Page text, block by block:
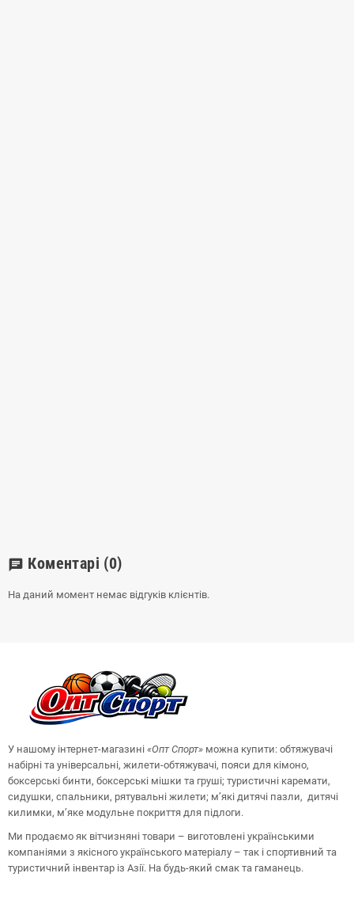
chat Коментарі (0)
На даний момент немає відгуків клієнтів.
У нашому інтернет-магазині «ОптСпорт» можна купити: обтяжувачі
набірні та універсальні, жилети-обтяжувачі, пояси для кімоно,
боксерські бинти, боксерські мішки та груші; туристичні каремати,
сидушки, спальники, рятувальні жилети; м’які дитячі пазли, дитячі
килимки, м’яке модульне покриття для підлоги.
Ми продаємо як вітчизняні товари – виготовлені українськими
компаніями з якісного українського матеріалу – так і спортивний та
туристичний інвентар із Азії. На будь-який смак та гаманець.